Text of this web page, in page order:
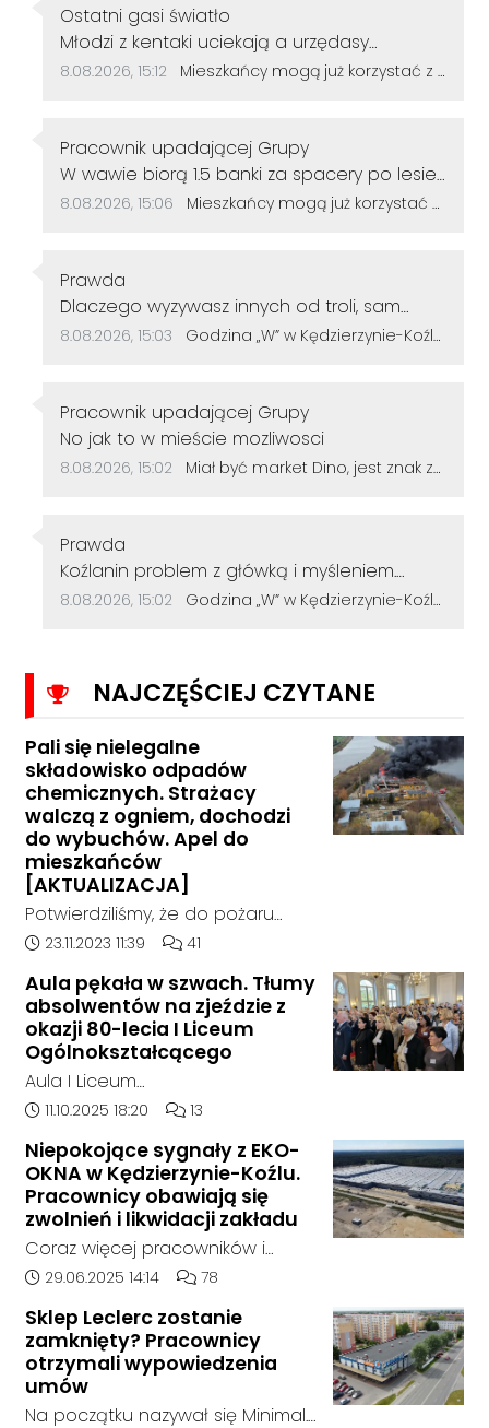
Autor komentarza:
Ostatni gasi światło
Treść komentarza:
Młodzi z kentaki uciekają a urzędasy
otwierają alejki nic nieznaczące dla rozwoju
Data dodania komentarza:
8.08.2026, 15:12 Źródło komentarza:
Mieszkańcy mogą już korzystać z powiększonego parku w Śródmieściu. Są nowe alejki i ławki
Autor komentarza:
Pracownik upadającej Grupy
Treść komentarza:
W wawie biorą 1.5 banki za spacery po lesie
u nas ile
Data dodania komentarza:
8.08.2026, 15:06 Źródło komentarza:
Mieszkańcy mogą już korzystać z powiększonego parku w Śródmieściu. Są nowe alejki i ławki
Autor komentarza:
Prawda
Treść komentarza:
Dlaczego wyzywasz innych od troli, sam
jesteś tępy. Życzę więcej rozumu.
Data dodania komentarza:
8.08.2026, 15:03 Źródło komentarza:
Godzina „W” w Kędzierzynie-Koźlu. Mieszkańcy uczcili pamięć powstańców warszawskich
Autor komentarza:
Pracownik upadającej Grupy
Treść komentarza:
No jak to w mieście mozliwosci
Data dodania komentarza:
8.08.2026, 15:02 Źródło komentarza:
Miał być market Dino, jest znak zapytania. Przetarg na działkę przy szkole zakończył się bez ofert
Autor komentarza:
Prawda
Treść komentarza:
Koźlanin problem z główką i myśleniem.
Psychiatra pomoże.
Data dodania komentarza:
8.08.2026, 15:02 Źródło komentarza:
Godzina „W” w Kędzierzynie-Koźlu. Mieszkańcy uczcili pamięć powstańców warszawskich
NAJCZĘŚCIEJ CZYTANE
Pali się nielegalne
składowisko odpadów
chemicznych. Strażacy
walczą z ogniem, dochodzi
do wybuchów. Apel do
mieszkańców
[AKTUALIZACJA]
Potwierdziliśmy, że do pożaru
doszło w hali, w której nielegalnie
chemiczne.
Data dodania artykułu:
23.11.2023 11:39 Liczba komentarzy artykułu:
41
Aula pękała w szwach. Tłumy
absolwentów na zjeździe z
okazji 80-lecia I Liceum
Ogólnokształcącego
Aula I Liceum
Ogólnokształcącego im. Henryka
w sobotnie przedpołudnie
dosłownie pękała w szwach. Na
wyjątkowy zjazd absolwentów z
okazji jubileuszu 80-lecia szkoły
przyjechali ludzie z różnych
zakątków Polski i świata. W tym
roku zarejestrowało się ponad
1000 uczestników. To największy
zjazd w historii placówki.
Data dodania artykułu:
11.10.2025 18:20 Liczba komentarzy artykułu:
13
Niepokojące sygnały z EKO-
OKNA w Kędzierzynie-Koźlu.
Pracownicy obawiają się
zwolnień i likwidacji zakładu
Coraz więcej pracowników i
mieszkańców zgłasza się do
niepokojącej sytuacji w zakładzie
EKO-OKNA w Kędzierzynie-Koźlu.
Jak wynika z ich relacji, firma
miała w ostatnich tygodniach
Data dodania artykułu:
29.06.2025 14:14 Liczba komentarzy artykułu:
78
Sklep Leclerc zostanie
zamknięty? Pracownicy
otrzymali wypowiedzenia
umów
Na początku nazywał się Minimal.